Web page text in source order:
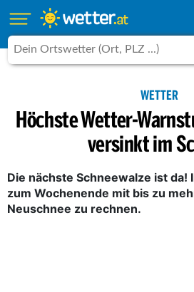
WETTER
Höchste Wetter-
versinkt im
Die nächste Schneewalze ist da!
zum Wochenende mit bis zu
Neuschnee zu rechnen.